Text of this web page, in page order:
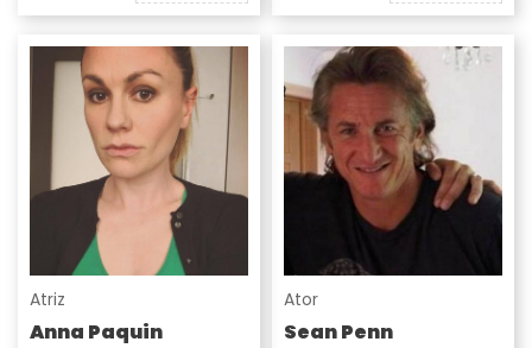
Atriz
Anna Paquin
Ator
Sean Penn